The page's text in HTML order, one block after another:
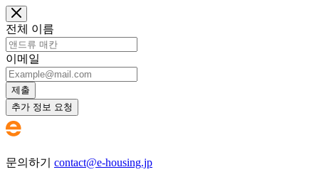
전체 이름
이메일
제출
추가 정보 요청
문의하기 contact@e-housing.jp